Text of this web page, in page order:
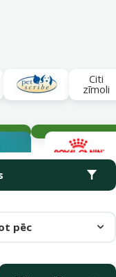
Citi
zīmoli
pēc